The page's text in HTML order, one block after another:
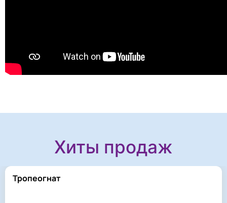
Хиты продаж
Тропеогнат